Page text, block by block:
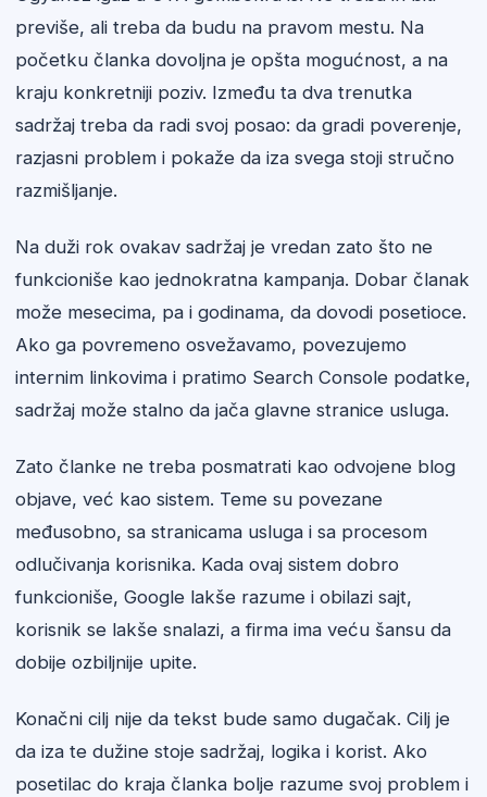
previše, ali treba da budu na pravom mestu. Na
početku članka dovoljna je opšta mogućnost, a na
kraju konkretniji poziv. Između ta dva trenutka
sadržaj treba da radi svoj posao: da gradi poverenje,
razjasni problem i pokaže da iza svega stoji stručno
razmišljanje.
Na duži rok ovakav sadržaj je vredan zato što ne
funkcioniše kao jednokratna kampanja. Dobar članak
može mesecima, pa i godinama, da dovodi posetioce.
Ako ga povremeno osvežavamo, povezujemo
internim linkovima i pratimo Search Console podatke,
sadržaj može stalno da jača glavne stranice usluga.
Zato članke ne treba posmatrati kao odvojene blog
objave, već kao sistem. Teme su povezane
međusobno, sa stranicama usluga i sa procesom
odlučivanja korisnika. Kada ovaj sistem dobro
funkcioniše, Google lakše razume i obilazi sajt,
korisnik se lakše snalazi, a firma ima veću šansu da
dobije ozbiljnije upite.
Konačni cilj nije da tekst bude samo dugačak. Cilj je
da iza te dužine stoje sadržaj, logika i korist. Ako
posetilac do kraja članka bolje razume svoj problem i